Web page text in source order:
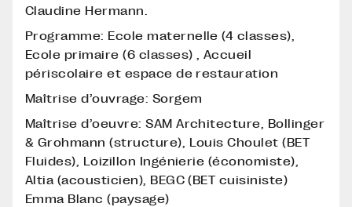
Claudine Hermann.
Programme: Ecole maternelle (4 classes),
Ecole primaire (6 classes) , Accueil
périscolaire et espace de restauration
Maîtrise d’ouvrage: Sorgem
Maîtrise d’oeuvre: SAM Architecture, Bollinger
& Grohmann (structure), Louis Choulet (BET
Fluides), Loizillon Ingénierie (économiste),
Altia (acousticien), BEGC (BET cuisiniste)
Emma Blanc (paysage)